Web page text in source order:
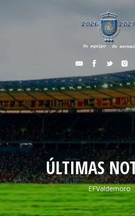
ÚLTIMAS
EFValdemoro